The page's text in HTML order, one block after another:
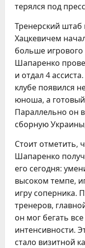
терялся под
Тренерский штаб
Хацкевичем
больше
Шапаренко
и отдал 4
клубе появился
юноша, а
Параллельно он
сборную
Стоит отметить,
Шапаренко
его сегодня:
высоком темпе,
игру соперника.
тренеров,
он мог бегать
интенсивности.
стало визитной